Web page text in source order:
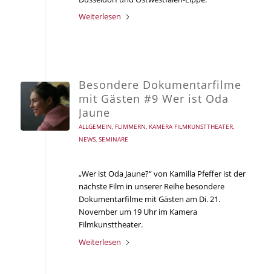
Weiterlesen
Besondere Dokumentarfilme
mit Gästen #9 Wer ist Oda
Jaune
ALLGEMEIN, FLIMMERN, KAMERA FILMKUNSTTHEATER,
NEWS, SEMINARE
„Wer ist Oda Jaune?“ von Kamilla Pfeffer ist der
nächste Film in unserer Reihe besondere
Dokumentarfilme mit Gästen am Di. 21.
November um 19 Uhr im Kamera
Filmkunsttheater.
Weiterlesen